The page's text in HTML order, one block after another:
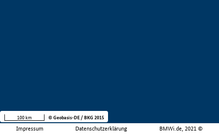
Impressum Datenschutzerklärung BMWi.de, 2021 ©
100 km © Geobasis-DE / BKG 2015